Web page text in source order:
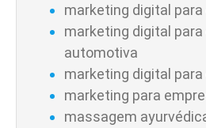
marketing digital
marketing digital
automotiva
marketing digital
marketing para
massagem